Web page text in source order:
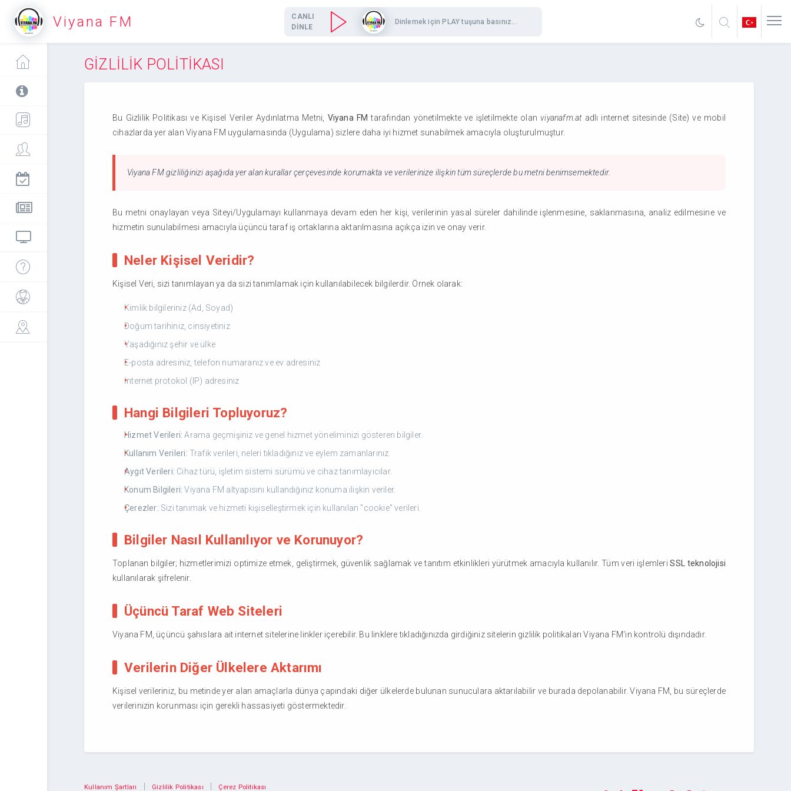
Viyana FM
CANLI
DİNLE
Dinlemek için PLAY tuşuna basınız...
GİZLİLİK POLİTİKASI
Bu Gizlilik Politikası ve Kişisel Veriler Aydınlatma Metni, Viyana FM tarafından yönetilmekte ve işletilmekte olanviyanafm.atadlı internet sitesinde (Site) ve mobil
cihazlarda yer alan Viyana FM uygulamasında (Uygulama) sizlere daha iyi hizmet sunabilmek amacıyla oluşturulmuştur.
Viyana FM gizliliğinizi aşağıda yer alan kurallar çerçevesinde korumakta ve verilerinize ilişkin tüm süreçlerde bu metni benimsemektedir.
Bu metni onaylayan veya Siteyi/Uygulamayı kullanmaya devam eden her kişi, verilerinin yasal süreler dahilinde işlenmesine, saklanmasına, analiz edilmesine ve
hizmetin sunulabilmesi amacıyla üçüncü taraf iş ortaklarına aktarılmasına açıkça izin ve onay verir.
Neler Kişisel Veridir?
Kişisel Veri, sizi tanımlayan ya da sizi tanımlamak için kullanılabilecek bilgilerdir. Örnek olarak:
Kimlik bilgileriniz (Ad, Soyad)
Doğum tarihiniz, cinsiyetiniz
Yaşadığınız şehir ve ülke
E-posta adresiniz, telefon numaranız ve ev adresiniz
İnternet protokol (IP) adresiniz
Hangi Bilgileri Topluyoruz?
Hizmet Verileri: Arama geçmişiniz ve genel hizmet yöneliminizi gösteren bilgiler.
Kullanım Verileri: Trafik verileri, neleri tıkladığınız ve eylem zamanlarınız.
Aygıt Verileri: Cihaz türü, işletim sistemi sürümü ve cihaz tanımlayıcılar.
Konum Bilgileri: Viyana FM altyapısını kullandığınız konuma ilişkin veriler.
Çerezler: Sizi tanımak ve hizmeti kişiselleştirmek için kullanılan "cookie" verileri.
Bilgiler Nasıl Kullanılıyor ve Korunuyor?
Toplanan bilgiler; hizmetlerimizi optimize etmek, geliştirmek, güvenlik sağlamak ve tanıtım etkinlikleri yürütmek amacıyla kullanılır. Tüm veri işlemleriSSL teknolojisi
kullanılarak şifrelenir.
Üçüncü Taraf Web Siteleri
Viyana FM, üçüncü şahıslara ait internet sitelerine linkler içerebilir. Bu linklere tıkladığınızda girdiğiniz sitelerin gizlilik politikaları Viyana FM'in kontrolü dışındadır.
Verilerin Diğer Ülkelere Aktarımı
Kişisel verileriniz, bu metinde yer alan amaçlarla dünya çapındaki diğer ülkelerde bulunan sunuculara aktarılabilir ve burada depolanabilir. Viyana FM, bu süreçlerde
verilerinizin korunması için gerekli hassasiyeti göstermektedir.
Kullanım Şartları Gizlilik Politikası Çerez Politikası